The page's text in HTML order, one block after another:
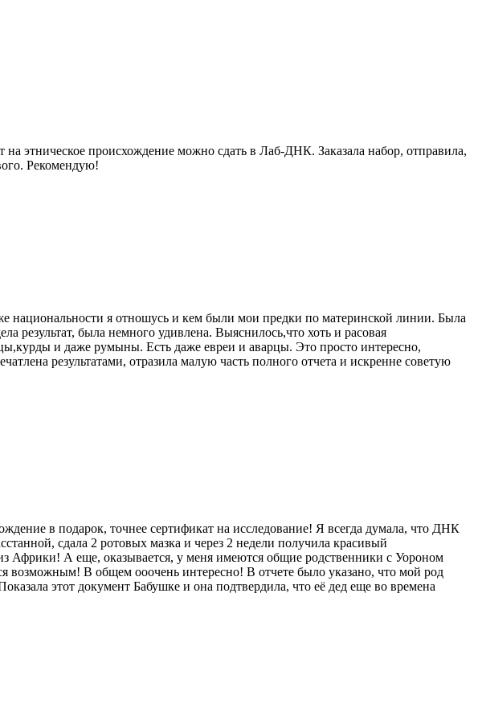
этническое происхождение можно сдать в Лаб-ДНК. Заказала набор, отправила,
Рекомендую!
национальности я отношусь и кем были мои предки по материнской линии. Была
результат, была немного удивлена. Выяснилось,что хоть и расовая
и даже румыны. Есть даже евреи и аварцы. Это просто интересно,
результатами, отразила малую часть полного отчета и искренне советую
в подарок, точнее сертификат на исследование! Я всегда думала, что ДНК
сдала 2 ротовых мазка и через 2 недели получила красивый
А еще, оказывается, у меня имеются общие родственники с Уороном
возможным! В общем ооочень интересно! В отчете было указано, что мой род
этот документ Бабушке и она подтвердила, что её дед еще во времена